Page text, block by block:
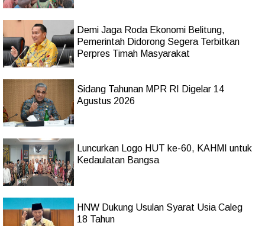
Demi Jaga Roda Ekonomi Belitung,
Pemerintah Didorong Segera Terbitkan
Perpres Timah Masyarakat
Sidang Tahunan MPR RI Digelar 14
Agustus 2026
Luncurkan Logo HUT ke-60, KAHMI untuk
Kedaulatan Bangsa
HNW Dukung Usulan Syarat Usia Caleg
18 Tahun